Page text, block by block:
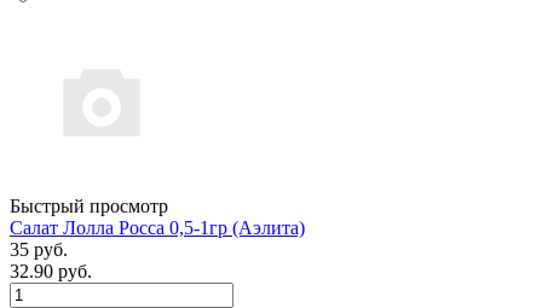
Быстрый просмотр
Салат Лолла Росса 0,5-1гр (Аэлита)
35 руб.
32.90 руб.